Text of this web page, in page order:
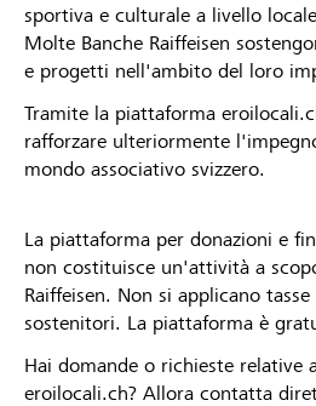
sportiva e culturale a livello
Molte Banche Raiffeisen
e progetti nell'ambito del loro
Tramite la piattaforma
rafforzare ulteriormente
mondo associativo svizzero.
La piattaforma per donazioni e
non costituisce un'attività a
Raiffeisen. Non si applicano
sostenitori. La piattaforma è
Hai domande o richieste relative
eroilocali.ch? Allora contatta